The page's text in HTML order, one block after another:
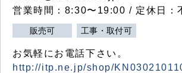
営業時間：8:30〜19:00 / 定休日：
販売可 工事・取付可
お気軽にお電話下さい。
http://itp.ne.jp/shop/